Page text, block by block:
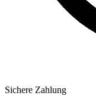
Sichere Zahlung